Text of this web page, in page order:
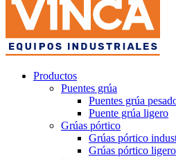
Productos
Puentes grúa
Puentes grúa
Puente grúa ligero
Grúas pórtico
Grúas pórtico
Grúas pórtico ligero